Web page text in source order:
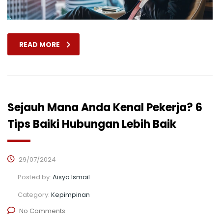
READ MORE
Sejauh Mana Anda Kenal Pekerja? 6
Tips Baiki Hubungan Lebih Baik
29/07/2024
Posted by: Aisya Ismail
Category: Kepimpinan
No Comments